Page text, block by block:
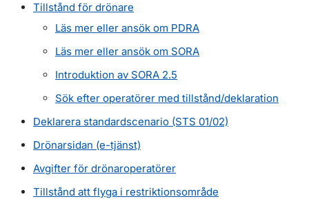
Tillstånd för drönare
Läs mer eller ansök om PDRA
Läs mer eller ansök om SORA
Introduktion av SORA 2.5
Sök efter operatörer med tillstånd/deklaration
Deklarera standardscenario (STS 01/02)
Drönarsidan (e-tjänst)
Avgifter för drönaroperatörer
Tillstånd att flyga i restriktionsområde